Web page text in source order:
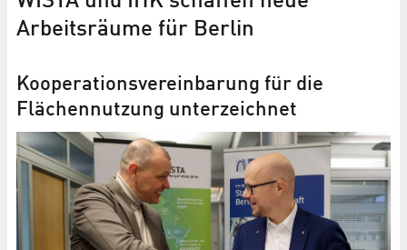
Arbeitsräume für Berlin
Kooperationsvereinbarung für die
Flächennutzung unterzeichnet